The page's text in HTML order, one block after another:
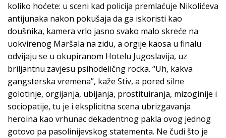
koliko hoćete: u sceni kad policija premlaćuje Nikolićeva
antijunaka nakon pokušaja da ga iskoristi kao
doušnika, kamera vrlo jasno svako malo skreće na
uokvirenog Maršala na zidu, a orgije kaosa u finalu
odvijaju se u okupiranom Hotelu Jugoslavija, uz
briljantnu zavjesu psihodeličng rocka. “Uh, kakva
gangsterska vremena”, kaže Stiv, a pored silne
golotinje, orgijanja, ubijanja, prostituiranja, mizoginije i
sociopatije, tu je i eksplicitna scena ubrizgavanja
heroina kao vrhunac dekadentnog pakla ovog jednog
gotovo pa pasolinijevskog statementa. Ne čudi što je